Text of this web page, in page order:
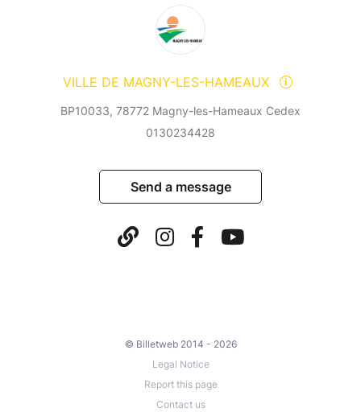
VILLE DE MAGNY-LES-HAMEAUX
BP10033, 78772 Magny-les-Hameaux Cedex
0130234428
Send a message
© Billetweb 2014 - 2026
Legal Notice
Report this page
Contact us